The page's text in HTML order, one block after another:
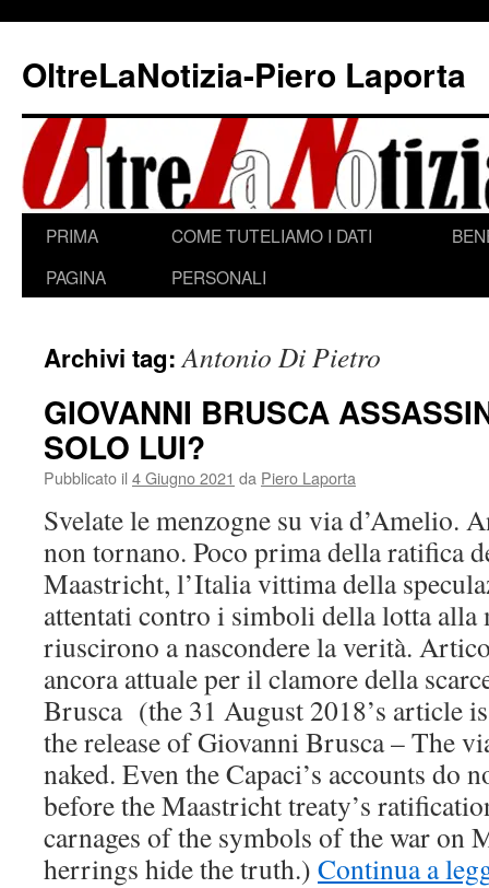
contenuto
OltreLaNotizia-Piero Laporta
PRIMA
PAGINA
COME TUTELIAMO I DATI
PERSONALI
Archivi tag:Antonio Di Pietro
GIOVANNI BRUSCA
SOLO LUI?
Pubblicato il 4 Giugno 2021 da Piero Laporta
Svelate le menzogne su via d’Amelio.
non tornano. Poco prima della ratifica
Maastricht, l’Italia vittima della
attentati contro i simboli della lotta alla
riuscirono a nascondere la verità.
ancora attuale per il clamore della
Brusca (the 31 August 2018’s article
the release of Giovanni Brusca – The
naked. Even the Capaci’s accounts do
before the Maastricht treaty’s
carnages of the symbols of the war on
herrings hide the truth.) Continua a